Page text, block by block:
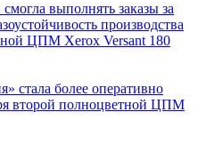
выполнять заказы за
производства
ЦПМ Xerox Versant 180